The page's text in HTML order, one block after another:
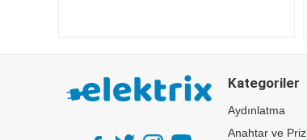
Kategoriler
Aydınlatma
Anahtar ve Priz